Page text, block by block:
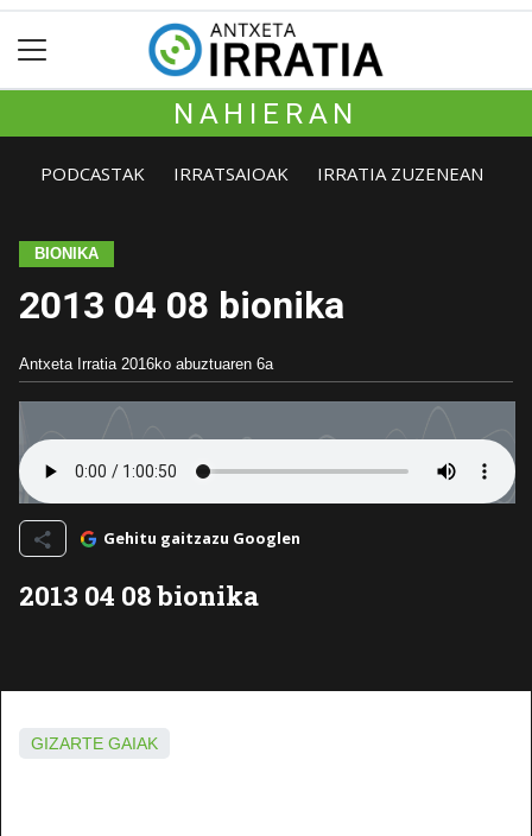
NAHIERAN
PODCASTAK IRRATSAIOAK IRRATIA ZUZENEAN
BIONIKA
2013 04 08 bionika
Antxeta Irratia 2016ko abuztuaren 6a
Gehitu gaitzazu Googlen
2013 04 08 bionika
GIZARTE GAIAK